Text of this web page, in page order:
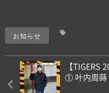
お知らせ
【TIGERS
① 叶内周蒔